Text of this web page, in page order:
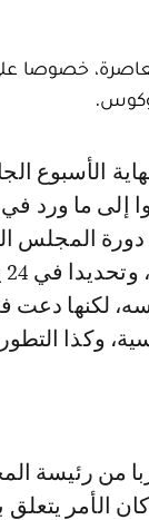
خصوصا
إلى ما ورد
المجلس
لكنها دعت
وكذا
من رئيسة
الأمر